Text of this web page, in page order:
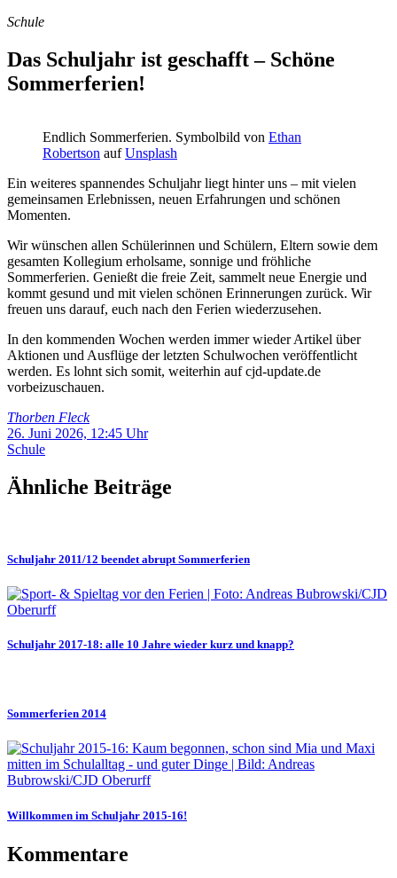
Schule
Das Schuljahr ist geschafft – Schöne
Sommerferien!
Endlich Sommerferien. Symbolbild von Ethan
Robertson aufUnsplash
Ein weiteres spannendes Schuljahr liegt hinter uns – mit vielen
gemeinsamen Erlebnissen, neuen Erfahrungen und schönen
Momenten.
Wir wünschen allen Schülerinnen und Schülern, Eltern sowie dem
gesamten Kollegium erholsame, sonnige und fröhliche
Sommerferien. Genießt die freie Zeit, sammelt neue Energie und
kommt gesund und mit vielen schönen Erinnerungen zurück. Wir
freuen uns darauf, euch nach den Ferien wiederzusehen.
In den kommenden Wochen werden immer wieder Artikel über
Aktionen und Ausflüge der letzten Schulwochen veröffentlicht
werden. Es lohnt sich somit, weiterhin auf cjd-update.de
vorbeizuschauen.
Thorben Fleck
26. Juni 2026, 12:45 Uhr
Schule
Ähnliche Beiträge
Schuljahr 2011/12 beendet abrupt Sommerferien
Schuljahr 2017-18: alle 10 Jahre wieder kurz und knapp?
Sommerferien 2014
Willkommen im Schuljahr 2015-16!
Kommentare